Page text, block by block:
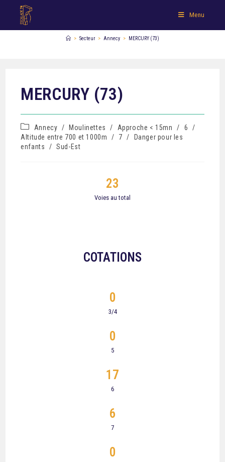
Menu
> Secteur > Annecy > MERCURY (73)
MERCURY (73)
Annecy / Moulinettes / Approche < 15mn / 6
/
Altitude entre 700 et 1000m
/ 7 /
Danger pour les
enfants
/ Sud-Est
Voies au total
23
COTATIONS
3/4
0
5
0
6
17
7
6
0